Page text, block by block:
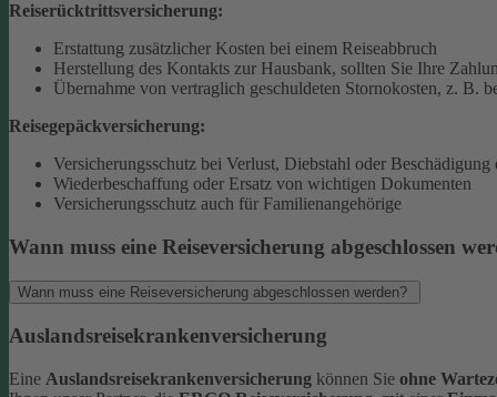
Reiserücktrittsversicherung:
Erstattung zusätzlicher Kosten bei einem Reiseabbruch
Herstellung des Kontakts zur Hausbank, sollten Sie Ihre
Übernahme von vertraglich geschuldeten Stornokosten, z. B.
Reisegepäckversicherung:
Versicherungsschutz bei Verlust, Diebstahl oder Beschädigung
Wiederbeschaffung oder Ersatz von wichtigen Dokumenten
Versicherungsschutz auch für Familienangehörige
Wann muss eine Reiseversicherung abgeschlossen
Wann muss eine Reiseversicherung abgeschlossen werden?
Auslandsreisekrankenversicherung
Eine Auslandsreisekrankenversicherung können Sie ohne